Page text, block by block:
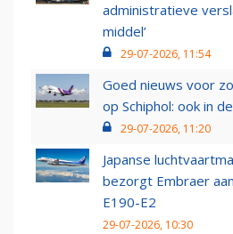
administratieve
middel’
29-07-2026, 11:54
Goed nieuws voor
op Schiphol: ook in
29-07-2026, 11:20
Japanse
bezorgt Embraer
E190-E2
29-07-2026, 10:30